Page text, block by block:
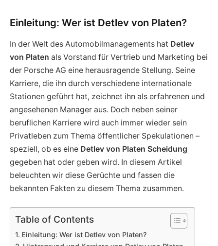
Einleitung: Wer ist Detlev von Platen?
In der Welt des Automobilmanagements hat Detlev
von Platen als Vorstand für Vertrieb und Marketing bei
der Porsche AG eine herausragende Stellung. Seine
Karriere, die ihn durch verschiedene internationale
Stationen geführt hat, zeichnet ihn als erfahrenen und
angesehenen Manager aus. Doch neben seiner
beruflichen Karriere wird auch immer wieder sein
Privatleben zum Thema öffentlicher Spekulationen –
speziell, ob es eine Detlev von Platen Scheidung
gegeben hat oder geben wird. In diesem Artikel
beleuchten wir diese Gerüchte und fassen die
bekannten Fakten zu diesem Thema zusammen.
Table of Contents
Einleitung: Wer ist Detlev von Platen?